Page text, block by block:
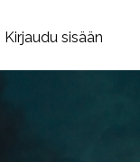
Kirjaudu sisään